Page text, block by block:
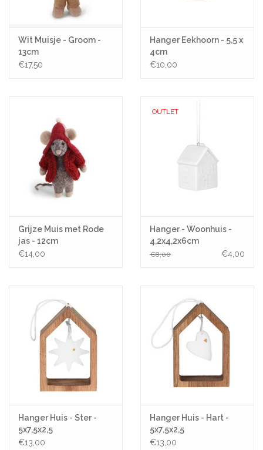
Wit Muisje - Groom -
13cm
€17,50
Hanger Eekhoorn - 5,5 x
4cm
€10,00
Grijze Muis met Rode
jas - 12cm
€14,00
OUTLET
Hanger - Woonhuis -
4,2x4,2x6cm
€8,00 €4,00
Hanger Huis - Ster -
5x7,5x2,5
€13,00
Hanger Huis - Hart -
5x7,5x2,5
€13,00